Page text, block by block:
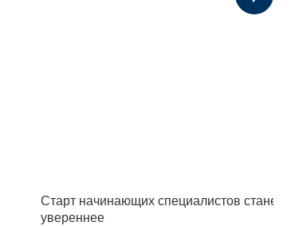
Старт начинающих специалистов станет
увереннее